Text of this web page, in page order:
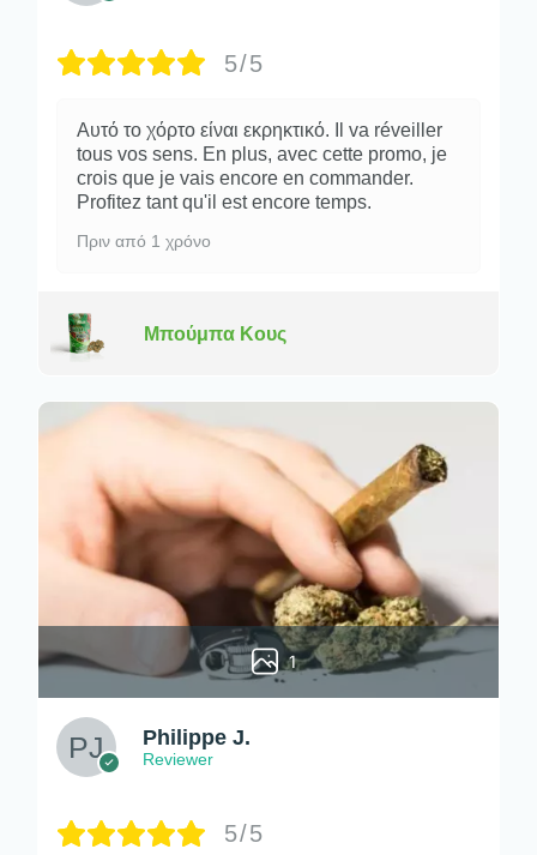
5/5
Αυτό το χόρτο είναι εκρηκτικό. Il va réveiller
tous vos sens. En plus, avec cette promo, je
crois que je vais encore en commander.
Profitez tant qu'il est encore temps.
Πριν από 1 χρόνο
Μπούμπα Κους
1
Philippe J.
Reviewer
5/5